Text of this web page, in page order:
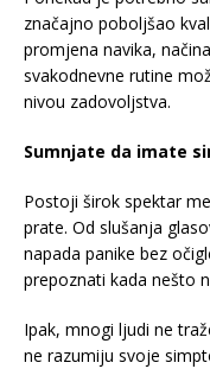
značajno poboljšao
promjena navika,
svakodnevne rutine
nivou zadovoljstva.
Sumnjate da imate
Postoji širok spektar
prate. Od slušanja
napada panike bez
prepoznati kada nešto
Ipak, mnogi ljudi ne
ne razumiju svoje